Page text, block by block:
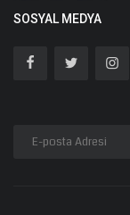
SOSYAL MEDYA